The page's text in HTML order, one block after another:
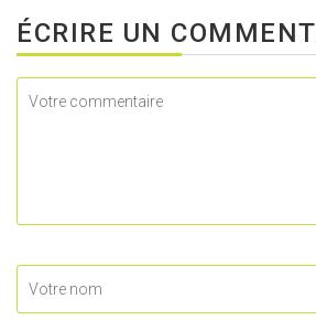
ÉCRIRE UN